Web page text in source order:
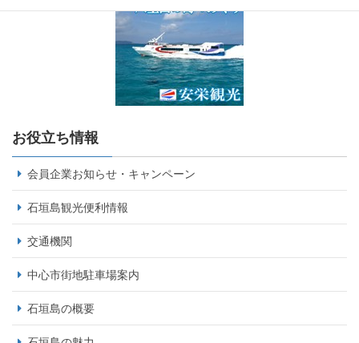
お役立ち情報
会員企業お知らせ・キャンペーン
石垣島観光便利情報
交通機関
中心市街地駐車場案内
石垣島の概要